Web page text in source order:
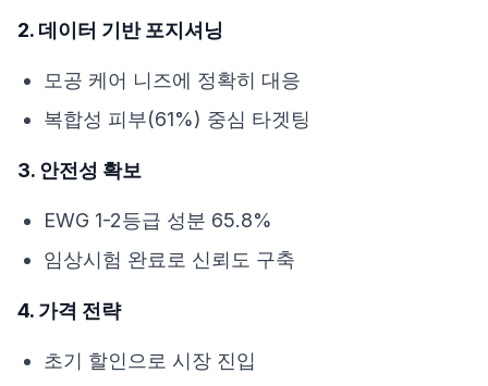
2. 데이터 기반 포지셔닝
모공 케어 니즈에 정확히 대응
복합성 피부(61%) 중심 타겟팅
3. 안전성 확보
EWG 1-2등급 성분 65.8%
임상시험 완료로 신뢰도 구축
4. 가격 전략
초기 할인으로 시장 진입